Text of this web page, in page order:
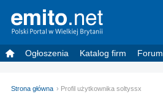
Ogłoszenia Katalog firm Forum
Strona główna Profil użytkownika soltyssx